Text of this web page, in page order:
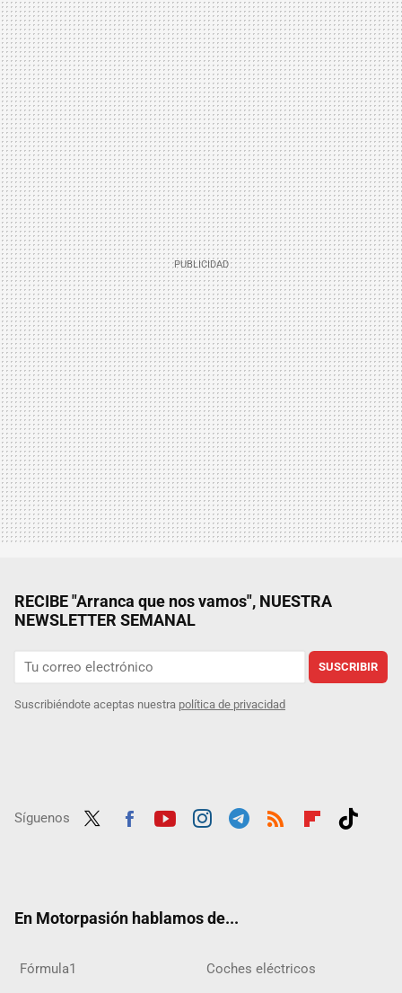
RECIBE "Arranca que nos vamos", NUESTRA
NEWSLETTER SEMANAL
SUSCRIBIR
Suscribiéndote aceptas nuestra política de privacidad
Síguenos
En Motorpasión hablamos de...
Fórmula1 Coches eléctricos